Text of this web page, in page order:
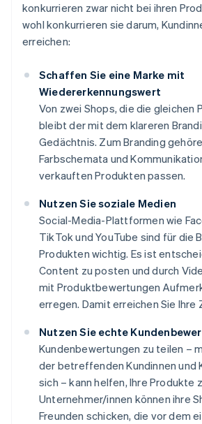
konkurrieren zwar nicht bei ihren
wohl konkurrieren sie darum,
erreichen:
Schaffen Sie eine Marke mit
Wiedererkennungswert
Von zwei Shops, die die gleichen
bleibt der mit dem klareren
Gedächtnis. Zum Branding
Farbschemata und
verkauften Produkten passen.
Nutzen Sie soziale Medien
Social-Media-Plattformen wie
TikTok und YouTube sind für die
Produkten wichtig. Es ist
Content zu posten und durch
mit Produktbewertungen
erregen. Damit erreichen Sie Ihre
Nutzen Sie echte
Kundenbewertungen zu teilen –
der betreffenden Kundinnen und
sich – kann helfen, Ihre Produkte
Unternehmer/innen können ihre
Freunden schicken, die vor dem